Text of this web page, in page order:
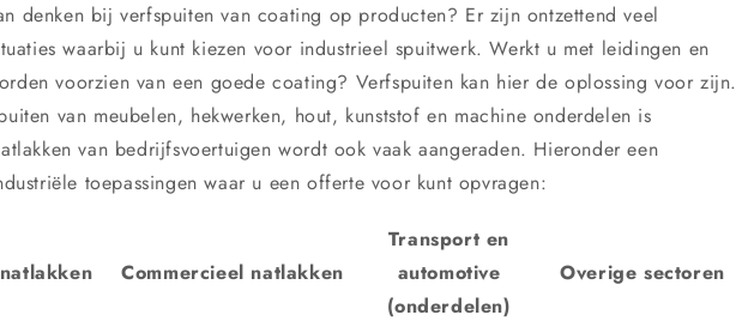
denken bij verfspuiten van coating op producten? Er zijn ontzettend veel
waarbij u kunt kiezen voor industrieel spuitwerk. Werkt u met leidingen en
voorzien van een goede coating? Verfspuiten kan hier de oplossing voor zijn.
van meubelen, hekwerken, hout, kunststof en machine onderdelen is
van bedrijfsvoertuigen wordt ook vaak aangeraden. Hieronder een
toepassingen waar u een offerte voor kunt opvragen:
Commercieel natlakken
Transport en
automotive
(onderdelen)
Overige sectoren